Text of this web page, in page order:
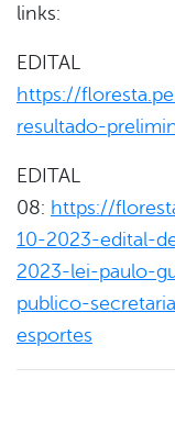
links:
https://
resultado-
EDITAL
08: https://
10-2023-edital-
2023-lei-paulo-
publico-
esportes